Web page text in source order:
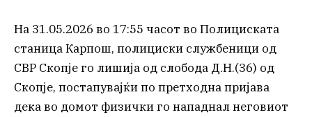
На 31.05.2026 во 17:55 часот во Полициската
станица Карпош, полициски службеници од
СВР Скопје го лишија од слобода Д.Н.(36) од
Скопје, постапувајќи по претходна пријава
дека во домот физички го нападнал неговиот